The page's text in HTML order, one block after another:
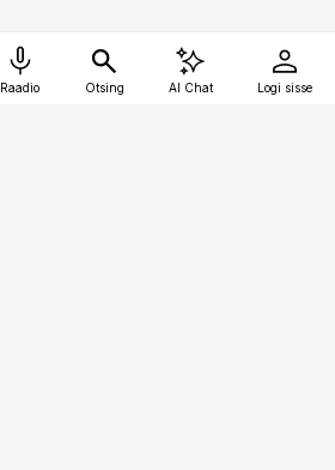
Raadio Otsing AI Chat Logi sisse